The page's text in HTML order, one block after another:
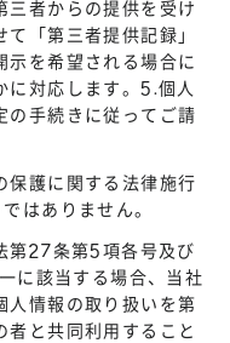
三者からの提供を受け
「第三者提供記録」
示を希望される場合に
に対応します。5.個人
の手続きに従ってご請
保護に関する法律施行
はありません。
第27条第5項各号及び
に該当する場合、当社
人情報の取り扱いを第
者と共同利用すること